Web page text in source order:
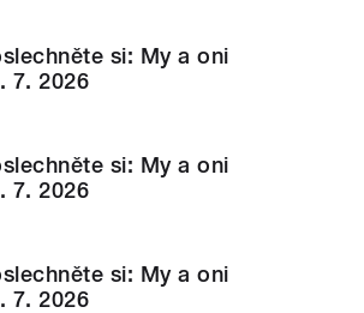
si: My a oni
7. 2026
si: My a oni
7. 2026
si: My a oni
7. 2026